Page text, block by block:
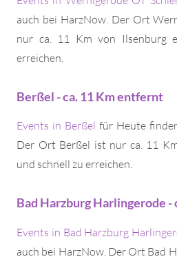
auch bei HarzNow. Der Ort
nur ca. 11 Km von Ilsenburg
erreichen.
Berßel - ca. 11 Km entfernt
Events in Berßel für Heute
Der Ort Berßel ist nur ca. 11
und schnell zu erreichen.
Bad Harzburg Harlingerode
Events in Bad Harzburg
auch bei HarzNow. Der Ort Bad